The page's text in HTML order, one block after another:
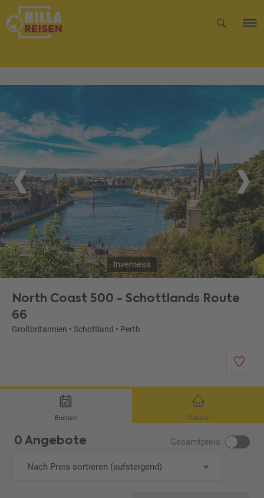
Inverness
North Coast 500 - Schottlands Route
66
Großbritannien • Schottland • Perth
Buchen Details
0 Angebote Gesamtpreis
Nach Preis sortieren (aufsteigend)